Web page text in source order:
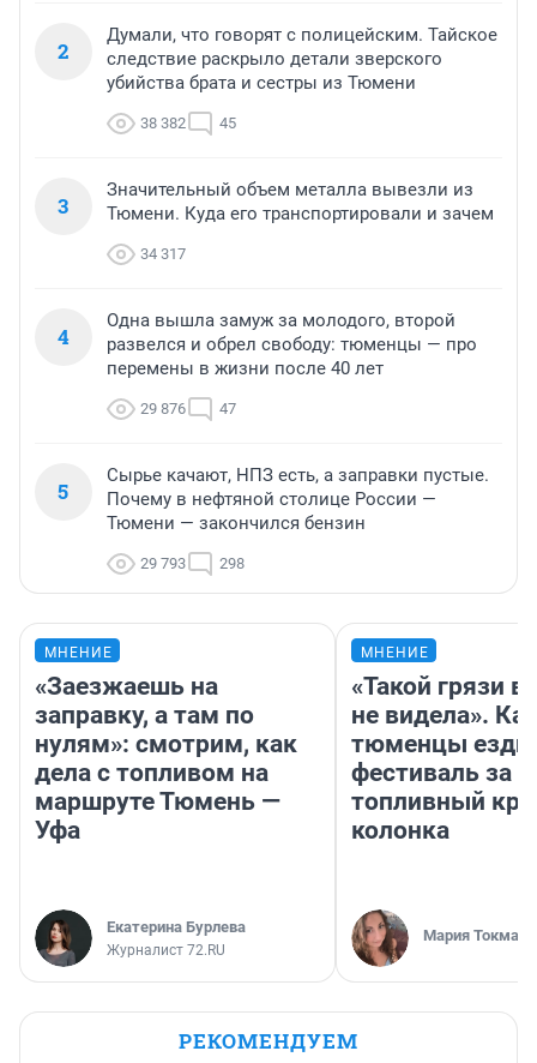
2
Думали, что говорят с полицейским. Тайское
следствие раскрыло детали зверского
убийства брата и сестры из Тюмени
38 382 45
3
Значительный объем металла вывезли из
Тюмени. Куда его транспортировали и зачем
34 317
4
Одна вышла замуж за молодого, второй
развелся и обрел свободу: тюменцы — про
перемены в жизни после 40 лет
29 876 47
5
Сырье качают, НПЗ есть, а заправки пустые.
Почему в нефтяной столице России —
Тюмени — закончился бензин
29 793 298
МНЕНИЕ
«Заезжаешь на
заправку, а там по
нулям»: смотрим, как
дела с топливом на
маршруте Тюмень —
Уфа
Екатерина Бурлева
Журналист 72.RU
МНЕНИЕ
«Такой грязи
не видела».
тюменцы
фестиваль за
топливный
колонка
Мария
РЕКОМЕНДУЕМ